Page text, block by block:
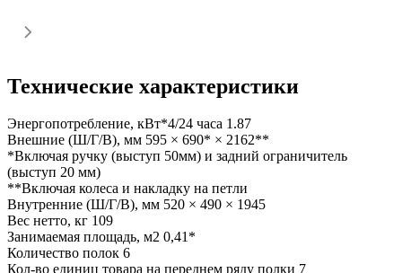
Технические характеристики
Энергопотребление, кВт*4/24 часа 1.87
Внешние (Ш/Г/В), мм 595 × 690* × 2162**
*Включая ручку (выступ 50мм) и задний ограничитель
(выступ 20 мм)
**Включая колеса и накладку на петли
Внутренние (Ш/Г/В), мм 520 × 490 × 1945
Вес нетто, кг 109
Занимаемая площадь, м2 0,41*
Количество полок 6
Кол-во единиц товара на переднем ряду полки 7